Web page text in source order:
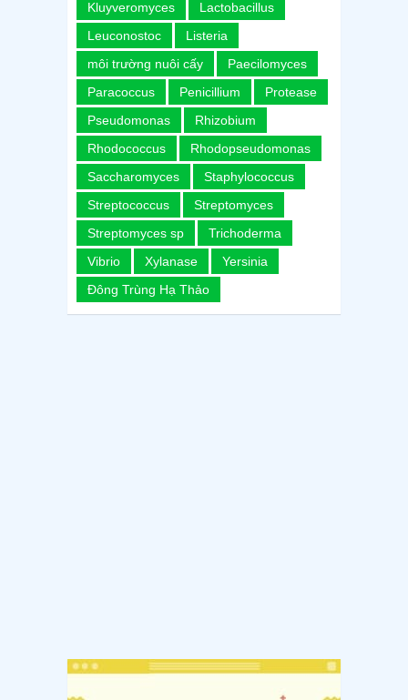
Kluyveromyces
Lactobacillus
Leuconostoc
Listeria
môi trường nuôi cấy
Paecilomyces
Paracoccus
Penicillium
Protease
Pseudomonas
Rhizobium
Rhodococcus
Rhodopseudomonas
Saccharomyces
Staphylococcus
Streptococcus
Streptomyces
Streptomyces sp
Trichoderma
Vibrio
Xylanase
Yersinia
Đông Trùng Hạ Thảo